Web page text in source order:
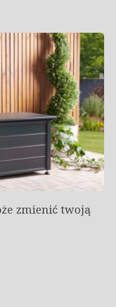
zmienić twoją